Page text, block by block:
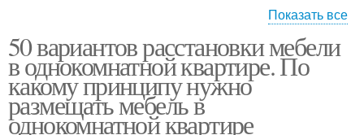
квартира
Показать все
50 вариантов расстановки мебели
в однокомнатной квартире. По
какому принципу нужно
размещать мебель в
однокомнатной квартире